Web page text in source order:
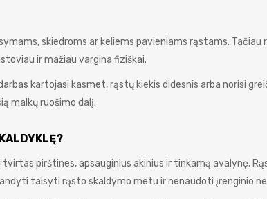
skiedroms ar keliems pavieniams rąstams. Tačiau
ir mažiau vargina fiziškai.
kartojasi kasmet, rąstų kiekis didesnis arba norisi
malkų ruošimo dalį.
tvirtas pirštines, apsauginius akinius ir tinkamą avalynę.
taisyti rąsto skaldymo metu ir nenaudoti įrenginio